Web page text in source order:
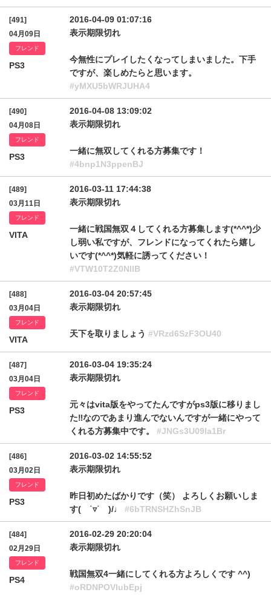
[491]
04月09日
フレンド
PS3
2016-04-09 01:07:16
表示期限切れ
今無性にプレイしたくなってしまいました。下手
ですが、楽しめたらと思います。
#yMXU5bWRJUHA4
[490]
04月08日
フレンド
PS3
2016-04-08 13:09:02
表示期限切れ
一緒に無双してくれる方募集です！
#4bnp1N3ppenBJ
[489]
03月11日
フレンド
VITA
2016-03-11 17:44:38
表示期限切れ
一緒に戦国無双４してくれる方募集します(*^^*)少
し弱い私ですが、フレンドになってくれたら嬉し
いです(*^^*)気軽に誘ってください！
#VTW10T2Z0NllB
[488]
03月04日
フレンド
VITA
2016-03-04 20:57:45
表示期限切れ
天下を取りましょう #VRzd6SzF3OU40
[487]
03月04日
フレンド
PS3
2016-03-04 19:35:24
表示期限切れ
元々はvita版をやってたんですがps3版に移りまし
た‼︎なのであまり進んでないんですが一緒にやって
くれる方募集中です。 #JNGs3U09la1Br
[486]
03月02日
フレンド
PS3
2016-03-02 14:55:52
表示期限切れ
昨日初めたばかりです（笑） よろしくお願いしま
す( ˙▿˙ )/♩ #6bTRNSHZhSnJB
[484]
02月29日
フレンド
PS4
2016-02-29 20:20:04
表示期限切れ
戦国無双4一緒にしてくれる方よろしくです ^^)
#oRDNPOVlubEpj